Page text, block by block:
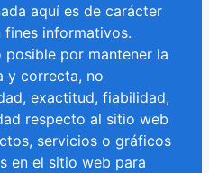
aquí es de carácter
informativos.
por mantener la
y correcta, no
exactitud, fiabilidad,
respecto al sitio web
servicios o gráficos
en el sitio web para